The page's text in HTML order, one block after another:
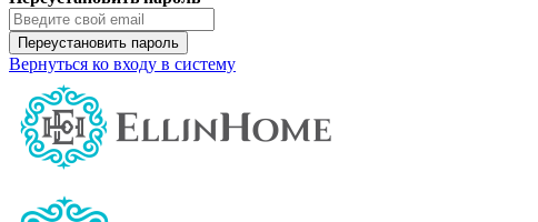
Переустановить пароль
Вернуться ко входу в систему